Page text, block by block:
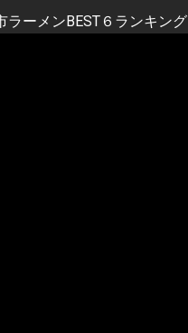
ーメンBEST６ランキング